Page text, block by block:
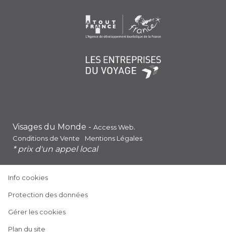
Visages du Monde - Access Web.
Conditions de Vente Mentions Légales
* prix d'un appel local
Info cookies(ouvre
une
fenêtre)
Protection des données(ouvre
Gérer les cookies
Plan du site